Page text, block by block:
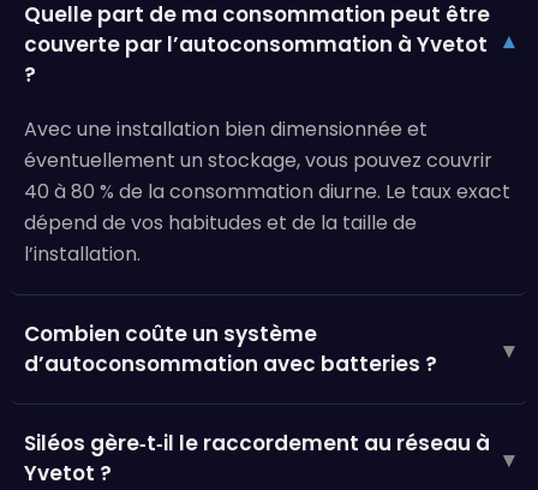
Quelle part de ma consommation peut être
couverte par l’autoconsommation à Yvetot
?
▾
Avec une installation bien dimensionnée et
éventuellement un stockage, vous pouvez couvrir
40 à 80 % de la consommation diurne. Le taux exact
dépend de vos habitudes et de la taille de
l’installation.
Combien coûte un système
d’autoconsommation avec batteries ?
▾
Siléos gère‑t‑il le raccordement au réseau à
Yvetot ?
▾